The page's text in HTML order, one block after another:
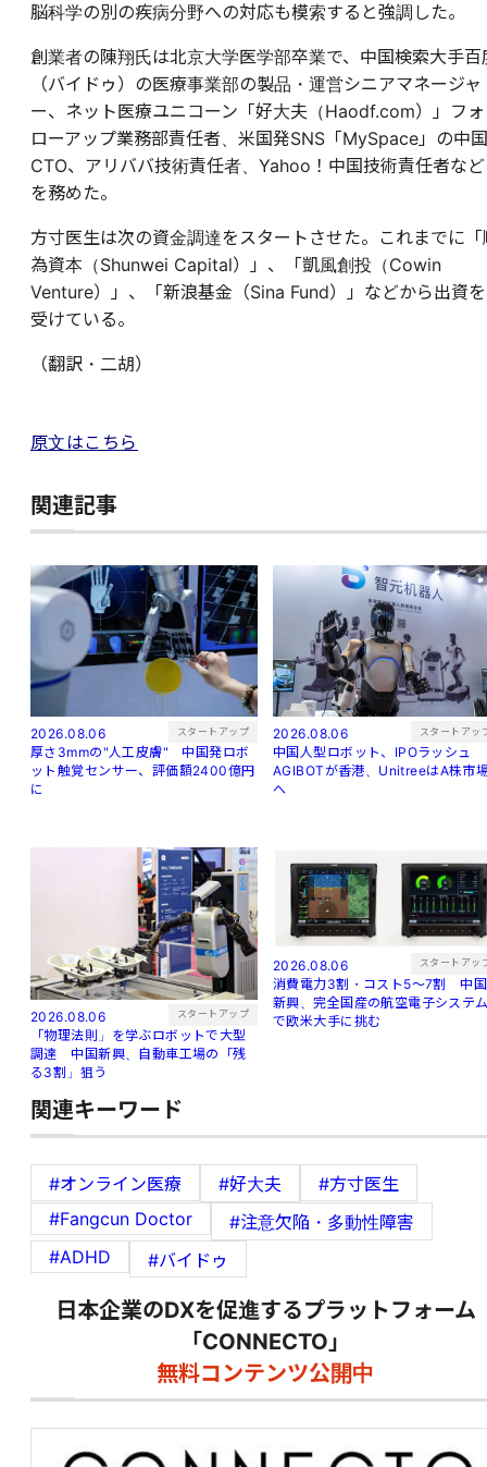
脳科学の別の疾病分野への対応も模索すると強調した。
創業者の陳翔氏は北京大学医学部卒業で、中国検索大手百
（バイドゥ）の医療事業部の製品・運営シニアマネージャ
ー、ネット医療ユニコーン「好大夫（Haodf.com）」フォ
ローアップ業務部責任者、米国発SNS「MySpace」の中国
CTO、アリババ技術責任者、Yahoo！中国技術責任者など
を務めた。
方寸医生は次の資金調達をスタートさせた。これまでに「
為資本（Shunwei Capital）」、「凱風創投（Cowin
Venture）」、「新浪基金（Sina Fund）」などから出資を
受けている。
（翻訳・二胡）
原文はこちら
関連記事
2026.08.06 スタートアップ
厚さ3mmの"人工皮膚" 中国発ロボ
ット触覚センサー、評価額2400億円
に
2026.08.06 スタートアッ
中国人型ロボット、IPOラッシュ
AGIBOTが香港、UnitreeはA株市
へ
2026.08.06 スタートアップ
「物理法則」を学ぶロボットで大型
調達 中国新興、自動車工場の「残
る3割」狙う
2026.08.06 スタートアッ
消費電力3割・コスト5〜7割 中国
新興、完全国産の航空電子システ
で欧米大手に挑む
関連キーワード
#オンライン医療 #好大夫
#方寸医生
#Fangcun Doctor
#注意欠陥・多動性障害
#ADHD
#バイドゥ
日本企業のDXを促進するプラットフォーム
「CONNECTO」
無料コンテンツ公開中